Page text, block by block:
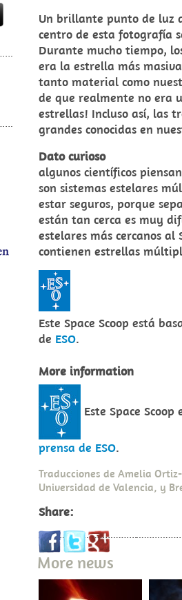
Un brillante punto de luz
centro de esta fotografía
Durante mucho tiempo,
era la estrella más
tanto material como
de que realmente no era
estrellas! Incluso así, las
grandes conocidas en
Dato curioso
algunos científicos
son sistemas estelares
estar seguros, porque
están tan cerca es muy
estelares más cercanos al
contienen estrellas
Este Space Scoop está
de ESO.
More information
Este Space
prensa de ESO.
Traducciones de Amelia
Universidad de Valencia, y
Share:
More news